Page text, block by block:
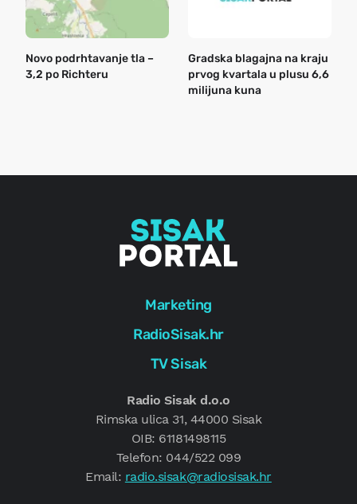
Novo podrhtavanje tla –
3,2 po Richteru
Gradska blagajna na kraju
prvog kvartala u plusu 6,6
milijuna kuna
Marketing
RadioSisak.hr
TV Sisak
Radio Sisak d.o.o
Rimska ulica 31, 44000 Sisak
OIB: 61181498115
Telefon: 044/522 099
Email: radio.sisak@radiosisak.hr